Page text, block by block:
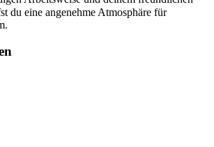
du eine angenehme Atmosphäre für